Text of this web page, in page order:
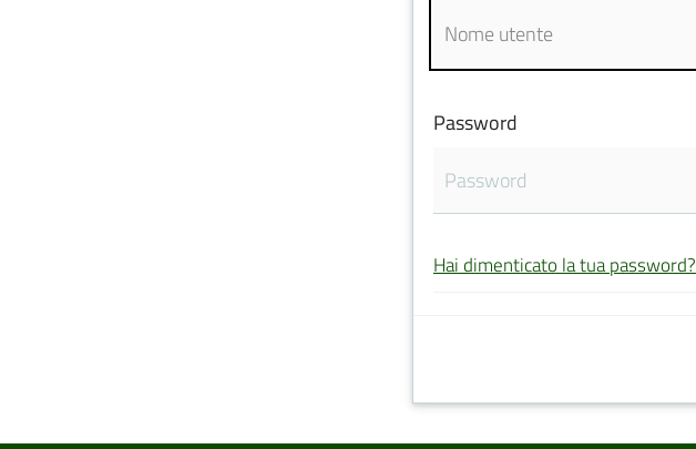
Password
Hai dimenticato la tua password?